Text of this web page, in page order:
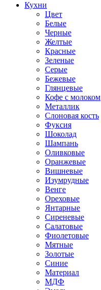
Кухни
Цвет
Белые
Черные
Желтые
Красные
Зеленые
Серые
Бежевые
Глянцевые
Кофе с молоком
Металлик
Слоновая кость
Фуксия
Шоколад
Шампань
Оливковые
Оранжевые
Вишневые
Изумрудные
Венге
Ореховые
Янтарные
Сиреневые
Салатовые
Фиолетовые
Мятные
Золотые
Синие
Материал
МДФ